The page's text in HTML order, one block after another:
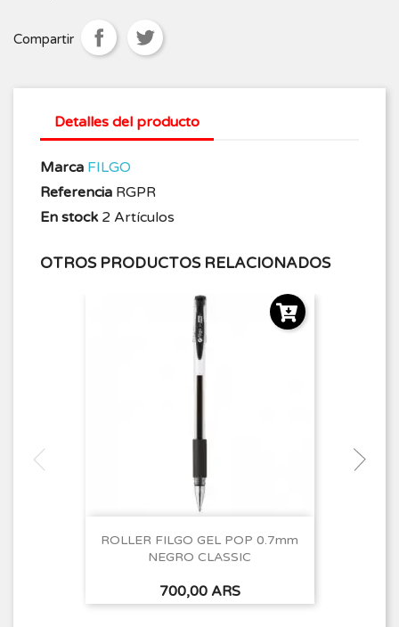
Compartir
Detalles del producto
Marca FILGO
Referencia RGPR
En stock 2 Artículos
OTROS PRODUCTOS RELACIONADOS
ROLLER FILGO GEL POP 0.7mm
NEGRO CLASSIC
Precio
700,00 ARS